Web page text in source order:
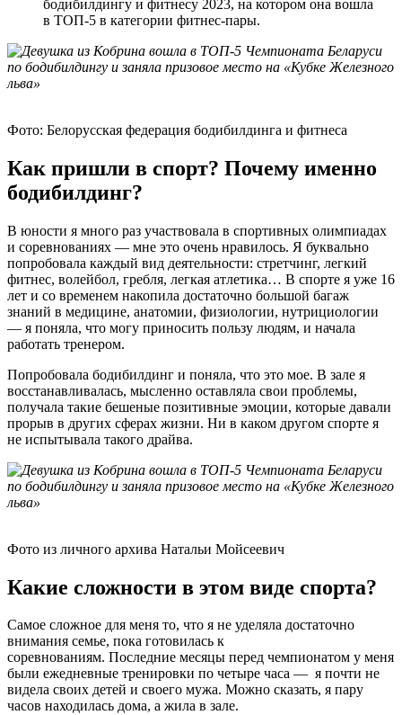
бодибилдингу и фитнесу 2023, на котором она вошла
в ТОП-5 в категории фитнес-пары.
Фото: Белорусская федерация бодибилдинга и фитнеса
Как пришли в спорт? Почему именно
бодибилдинг?
В юности я много раз участвовала в спортивных олимпиадах
и соревнованиях — мне это очень нравилось. Я буквально
попробовала каждый вид деятельности: стретчинг, легкий
фитнес, волейбол, гребля, легкая атлетика… В спорте я уже 16
лет и со временем накопила достаточно большой багаж
знаний в медицине, анатомии, физиологии, нутрициологии
— я поняла, что могу приносить пользу людям, и начала
работать тренером.
Попробовала бодибилдинг и поняла, что это мое. В зале я
восстанавливалась, мысленно оставляла свои проблемы,
получала такие бешеные позитивные эмоции, которые давали
прорыв в других сферах жизни. Ни в каком другом спорте я
не испытывала такого драйва.
Фото из личного архива Натальи Мойсеевич
Какие сложности в этом виде спорта?
Самое сложное для меня то, что я не уделяла достаточно
внимания семье, пока готовилась к
соревнованиям. Последние месяцы перед чемпионатом у меня
были ежедневные тренировки по четыре часа — я почти не
видела своих детей и своего мужа. Можно сказать, я пару
часов находилась дома, а жила в зале.